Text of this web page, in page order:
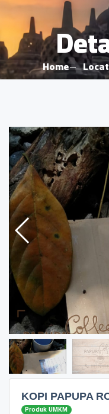
Home
KOPI PAPUPA
Produk UMKM